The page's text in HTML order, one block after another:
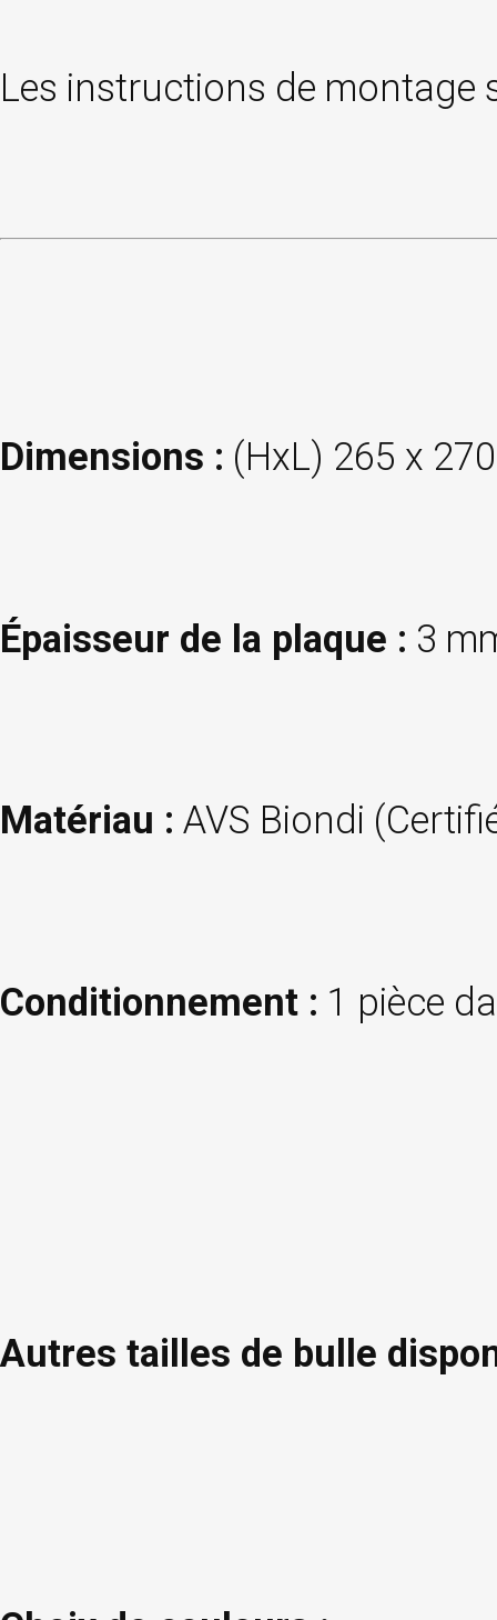
Les instructions de montage
Dimensions : (HxL) 265 x
Épaisseur de la plaque : 3
Matériau : AVS Biondi
Conditionnement : 1 pièce
Autres tailles de bulle